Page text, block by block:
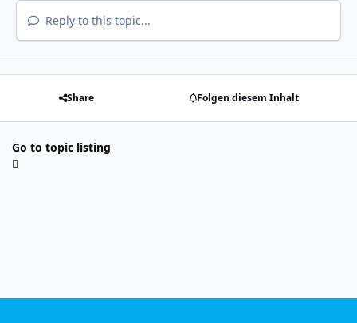
Reply to this topic...
Share Folgen diesem Inhalt
Go to topic listing